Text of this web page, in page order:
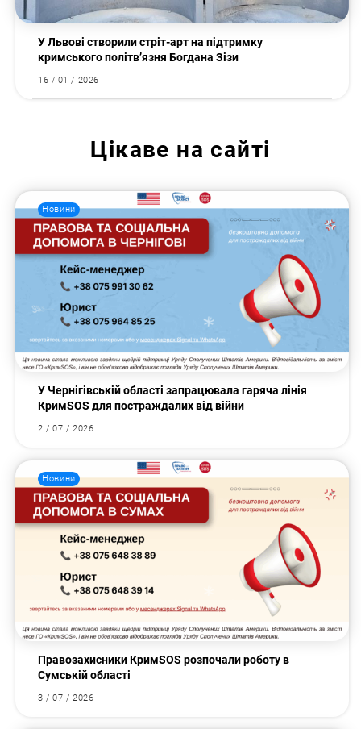
У Львові створили стріт-арт на підтримку
кримського політв’язня Богдана Зізи
16 / 01 / 2026
Цікаве на сайті
Новини
У Чернігівській області запрацювала гаряча лінія
КримSOS для постраждалих від війни
2 / 07 / 2026
Новини
Правозахисники КримSOS розпочали роботу в
Сумській області
3 / 07 / 2026